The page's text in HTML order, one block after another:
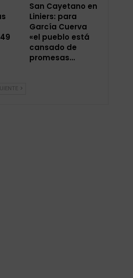
San Cayetano en
Liniers: para
García Cuerva
«el pueblo está
cansado de
promesas…